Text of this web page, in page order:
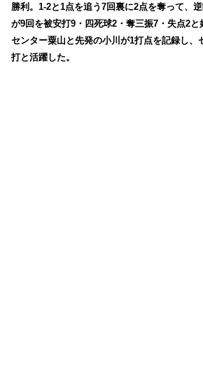
勝利。1-2と1点を追う7回裏に2点を奪って、
が9回を被安打9・四死球2・奪三振7・失点2と
センター粟山と先発の小川が1打点を記録し、
打と活躍した。